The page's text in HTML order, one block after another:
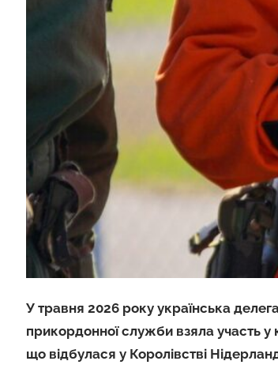
У травня 2026 року українська
прикордонної служби взяла участь у
що відбулася у Королівстві